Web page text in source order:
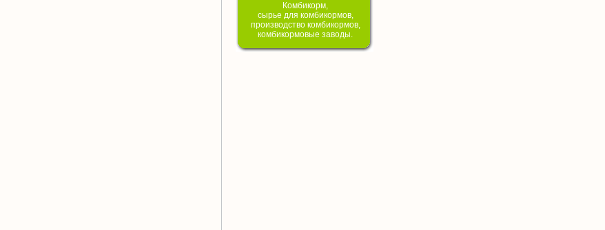
Комбикорм,
сырье для комбикормов,
производство комбикормов,
комбикормовые заводы.